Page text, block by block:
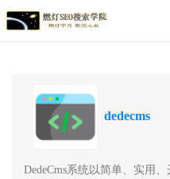
dedecms
DedeCms系统以简单、实用